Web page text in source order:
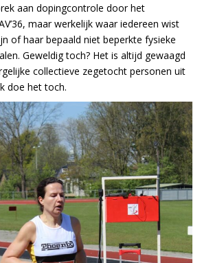
aan dopingcontrole door het
maar werkelijk waar iedereen wist
of haar bepaald niet beperkte fysieke
Geweldig toch? Het is altijd gewaagd
collectieve zegetocht personen uit
doe het toch.